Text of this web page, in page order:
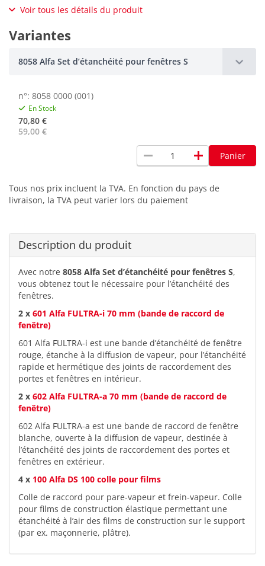
Voir tous les détails du produit
Variantes
8058 Alfa Set d’étanchéité pour fenêtres S
n°: 8058 0000 (001)
En Stock
70,80 €
59,00 €
remove add Panier
Tous nos prix incluent la TVA. En fonction du pays de
livraison, la TVA peut varier lors du paiement
Description du produit
Avec notre 8058 Alfa Set d’étanchéité pour fenêtres S,
vous obtenez tout le nécessaire pour l’étanchéité des
fenêtres.
2 x 601 Alfa FULTRA-i 70 mm (bande de raccord de
fenêtre)
601 Alfa FULTRA-i est une bande d’étanchéité de fenêtre
rouge, étanche à la diffusion de vapeur, pour l’étanchéité
rapide et hermétique des joints de raccordement des
portes et fenêtres en intérieur.
2 x 602 Alfa FULTRA-a 70 mm (bande de raccord de
fenêtre)
602 Alfa FULTRA-a est une bande de raccord de fenêtre
blanche, ouverte à la diffusion de vapeur, destinée à
l’étanchéité des joints de raccordement des portes et
fenêtres en extérieur.
4 x 100 Alfa DS 100 colle pour films
Colle de raccord pour pare-vapeur et frein-vapeur. Colle
pour films de construction élastique permettant une
étanchéité à l’air des films de construction sur le support
(par ex. maçonnerie, plâtre).